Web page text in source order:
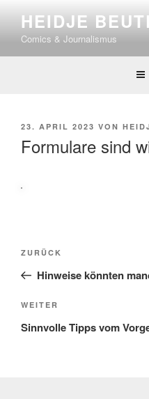
springen
HEIDJE
Comics & Journalismus
VERÖFFENTLICHT
23. APRIL 2023 VON
Formulare sind
Beitragsnavigation
Vorheriger
Beitrag
ZURÜCK
Hinweise könnten
Nächster
Beitrag
WEITER
Sinnvolle Tipps vom